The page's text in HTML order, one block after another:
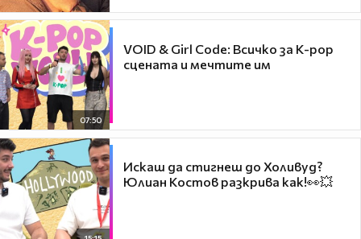
07:50
VOID & Girl Code: Всичко за K-pop
сцената и мечтите им
Искаш да стигнеш до Холивуд?
Юлиан Костов разкрива как!👀💥